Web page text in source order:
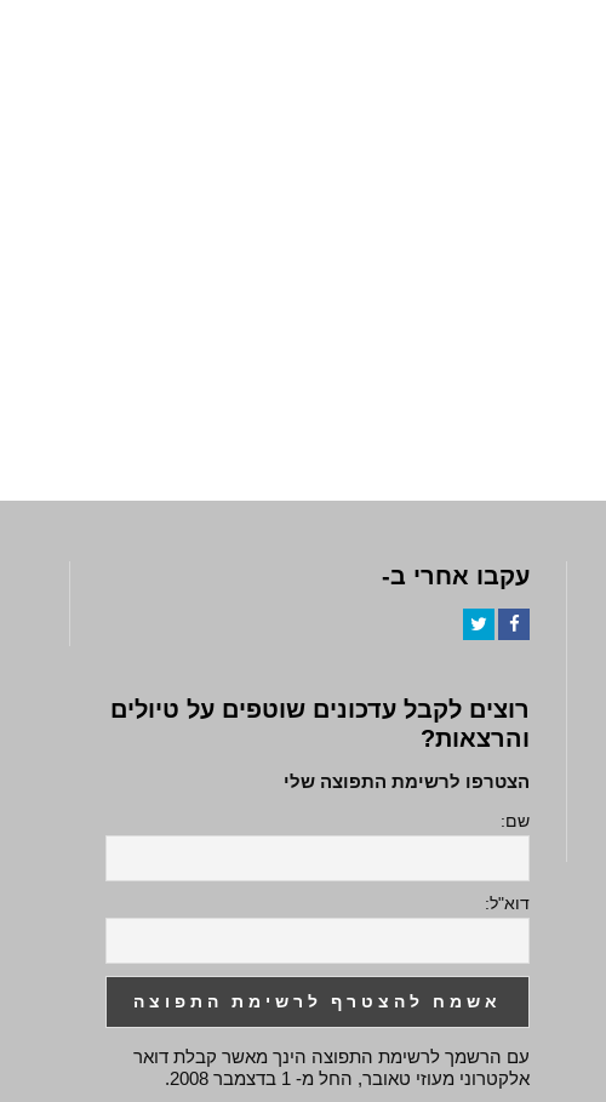
עקבו אחרי ב-
רוצים לקבל עדכונים שוטפים על טיולים
והרצאות?
הצטרפו לרשימת התפוצה שלי
שם:
דוא"ל:
עם הרשמך לרשימת התפוצה הינך מאשר קבלת דואר
אלקטרוני מעוזי טאובר, החל מ- 1 בדצמבר 2008.